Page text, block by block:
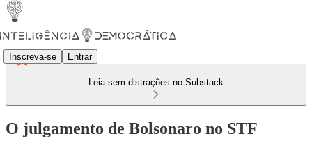
Inscreva-se Entrar
Leia sem distrações no Substack
O julgamento de Bolsonaro no STF